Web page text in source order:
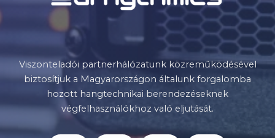
Viszonteladói partnerhálózatunk közreműködésével
biztosítjuk a Magyarországon általunk forgalomba
hozott hangtechnikai berendezéseknek
végfelhasználókhoz való eljutását.